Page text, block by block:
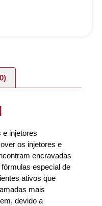
e injetores
os injetores e
encravadas
especial de
ativos que
mais
devido a